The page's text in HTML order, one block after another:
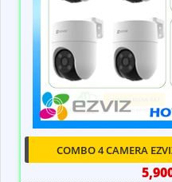
COMBO 4 CAMERA